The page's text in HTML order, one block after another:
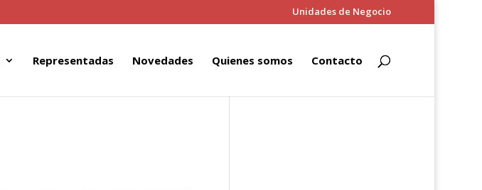
Unidades de Negocio
Representadas Novedades Quienes somos Contacto